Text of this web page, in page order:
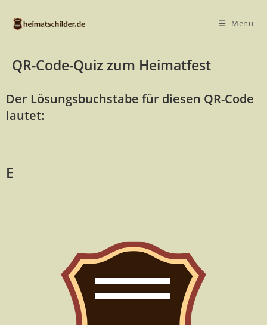
Menü
QR-Code-Quiz zum Heimatfest
Der Lösungsbuchstabe für diesen QR-Code
lautet:
E